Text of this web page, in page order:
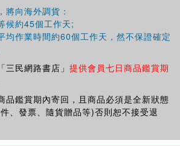
災 第八冊
八年至二十三年）
第九至第十冊
區賑災 第十一冊
將向海外調貨：
候約45個工作天;
均作業時間約60個工作天，然不保證確定
民網路書店」 提供會員七日商品鑑賞期
品鑑賞期內寄回，且商品必須是全新狀態
、發票、隨貨贈品等)否則恕不接受退